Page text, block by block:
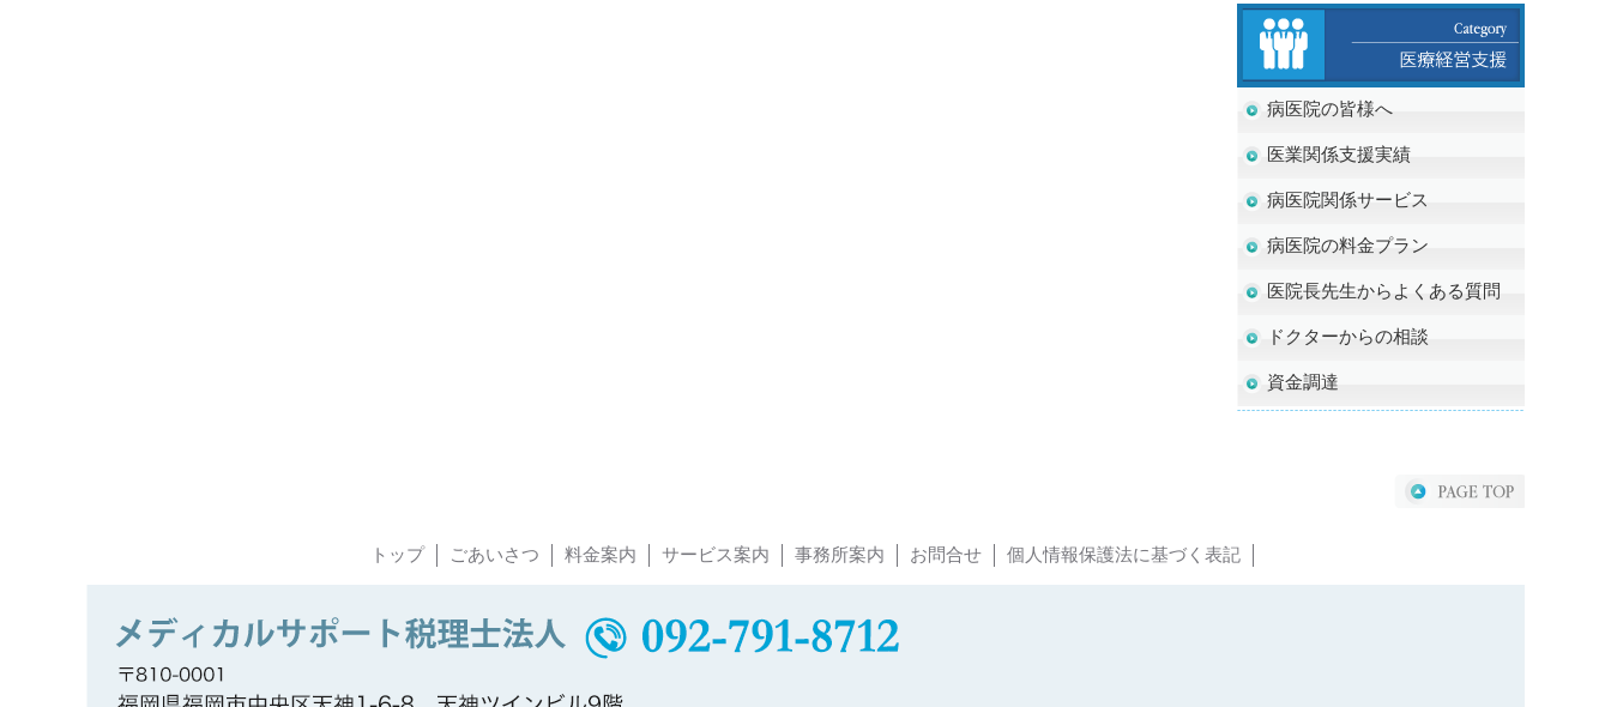
病医院の皆様へ
医業関係支援実績
病医院関係サービス
病医院の料金プラン
医院長先生からよくある質問
ドクターからの相談
資金調達
トップ ごあいさつ 料金案内 サービス案内 事務所案内 お問合せ 個人情報保護法に基づく表記